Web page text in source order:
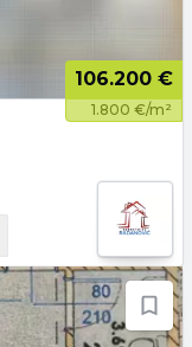
106.200 €
1.800 €/m²